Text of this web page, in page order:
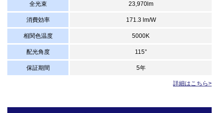
全光束 23,970lm
消費効率 171.3 lm/W
相関色温度 5000K
配光角度 115°
保証期間 5年
詳細はこちら>